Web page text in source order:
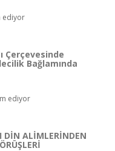
ediyor
Çerçevesinde
Bağlamında
ediyor
DİN ALİMLERİNDEN